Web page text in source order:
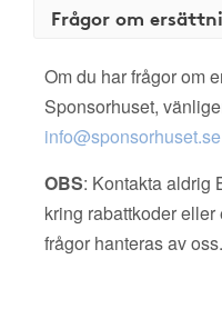
Frågor om
Om du har frågor om
Sponsorhuset,
info@sponsorhuset.se
OBS: Kontakta aldrig
kring rabattkoder
frågor hanteras av